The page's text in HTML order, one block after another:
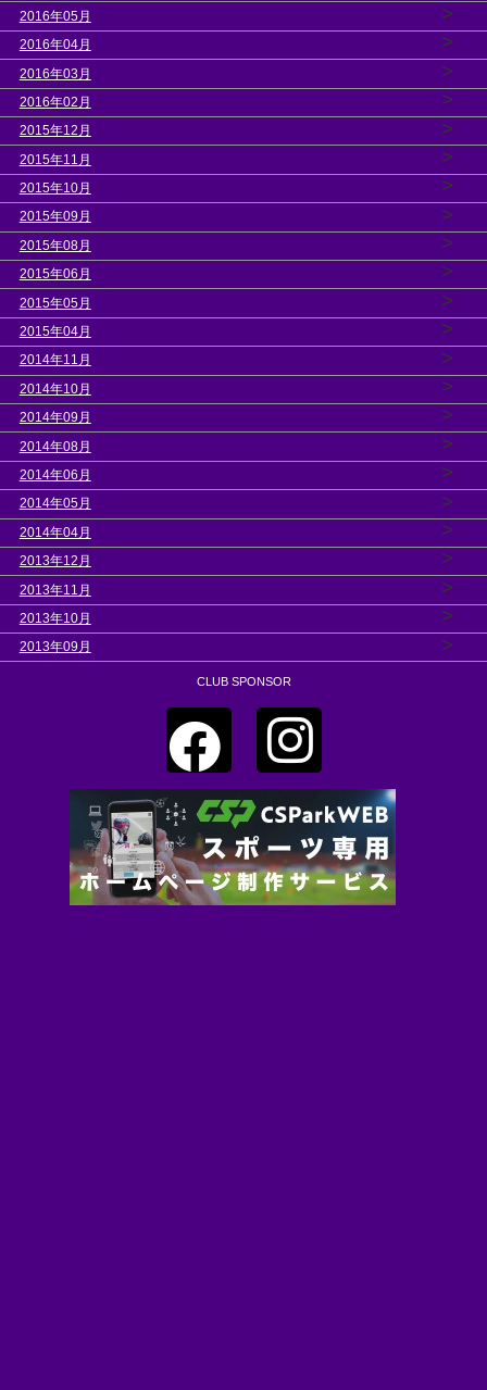
2016年05月 >
2016年04月 >
2016年03月 >
2016年02月 >
2015年12月 >
2015年11月 >
2015年10月 >
2015年09月 >
2015年08月 >
2015年06月 >
2015年05月 >
2015年04月 >
2014年11月 >
2014年10月 >
2014年09月 >
2014年08月 >
2014年06月 >
2014年05月 >
2014年04月 >
2013年12月 >
2013年11月 >
2013年10月 >
2013年09月 >
CLUB SPONSOR